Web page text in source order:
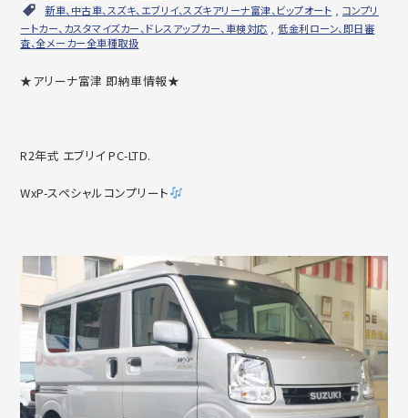
新車、中古車、スズキ、エブリイ、スズキアリーナ富津、ビップオート
コンプリ
ートカー、カスタマイズカー、ドレスアップカー、車検対応 ,低金利ローン、即日審
査、全メーカー全車種取扱
★アリーナ富津 即納車情報★
R2年式 エブリイ PC-LTD.
WxP-スペシャルコンプリート